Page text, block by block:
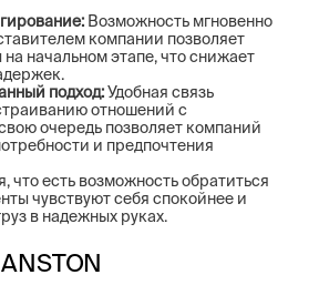
Возможность мгновенно
компании позволяет
начальном этапе, что снижает
подход:Удобная связь
отношений с
очередь позволяет компаний
и предпочтения
что есть возможность обратиться
чувствуют себя спокойнее и
в надежных руках.